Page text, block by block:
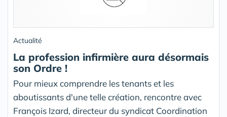
Actualité
La profession infirmière aura désormais
son Ordre !
Pour mieux comprendre les tenants et les
aboutissants d'une telle création, rencontre avec
François Izard, directeur du syndicat Coordination